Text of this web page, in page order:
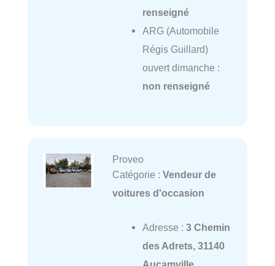
renseigné
ARG (Automobile
Régis Guillard)
ouvert dimanche :
non renseigné
Proveo
Catégorie : Vendeur de
voitures d'occasion
Adresse : 3 Chemin
des Adrets, 31140